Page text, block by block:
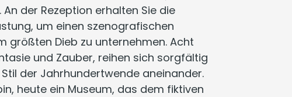
der Rezeption erhalten Sie die
um einen szenografischen
größten Dieb zu unternehmen. Acht
und Zauber, reihen sich sorgfältig
der Jahrhundertwende aneinander.
heute ein Museum, das dem fiktiven